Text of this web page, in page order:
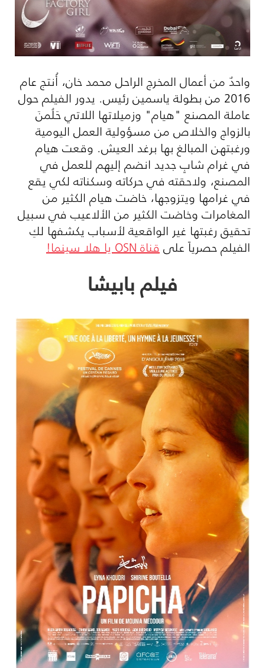
واحدٌ من أعمال المخرج الراحل محمد خان، أُنتج عام
2016 من بطولة ياسمين رئيس. يدور الفيلم حول
عاملة المصنع "هيام" وزميلاتها اللاتي حَلُمنَ
بالزواج والخلاص من مسؤولية العمل اليومية
ورغبتهن المبالغ بها برغد العيش. وقعت هيام
في غرام شابٍ جديد انضم إليهم للعمل في
المصنع، ولاحقته في حركاته وسكناته لكي يقع
في غرامها ويتزوجها، خاضت هيام الكثير من
المغامرات وخاضت الكثير من الألاعيب في سبيل
تحقيق رغبتها غير الواقعية لأسباب يكشفها لكِ
الفيلم حصرياً علىقناةOSNيا هلا سينما!
فيلم بابيشا